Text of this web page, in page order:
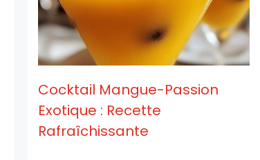
Cocktail Mangue-Passion
Exotique : Recette
Rafraîchissante